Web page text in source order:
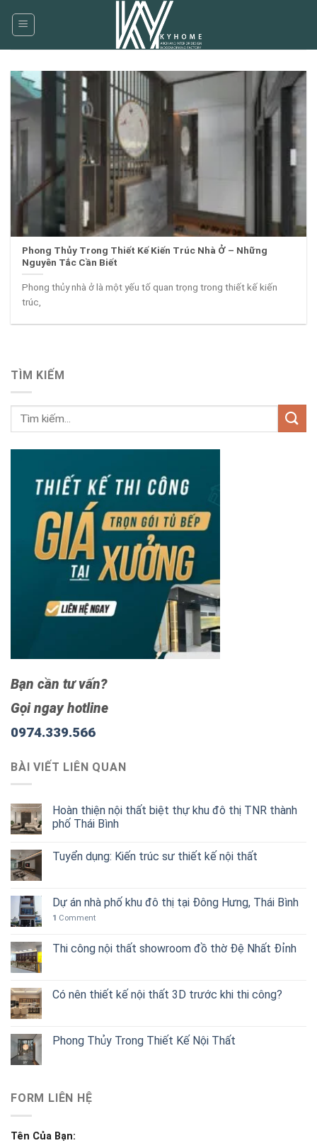
Phong Thủy Trong Thiết Kế Kiến Trúc Nhà Ở – Những
Nguyên Tắc Cần Biết
Phong thủy nhà ở là một yếu tố quan trọng trong thiết kế kiến
trúc,
TÌM KIẾM
Bạn cần tư vấn?
Gọi ngay hotline
0974.339.566
BÀI VIẾT LIÊN QUAN
Hoàn thiện nội thất biệt thự khu đô thị TNR thành
phố Thái Bình
Tuyển dụng: Kiến trúc sư thiết kế nội thất
Dự án nhà phố khu đô thị tại Đông Hưng, Thái Bình
1 Comment
Thi công nội thất showroom đồ thờ Đệ Nhất Đỉnh
Có nên thiết kế nội thất 3D trước khi thi công?
Phong Thủy Trong Thiết Kế Nội Thất
FORM LIÊN HỆ
Tên Của Bạn: